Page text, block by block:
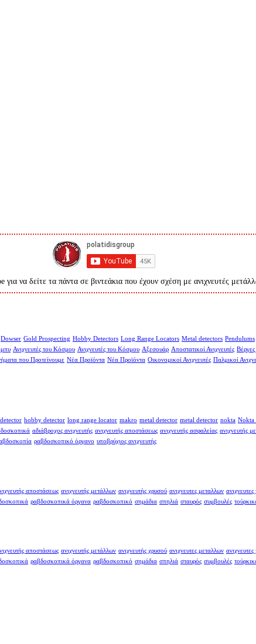
να δείτε τα πάντα σε βιντεάκια που έχουν σχέση με ανιχνευτές
Dowser Gold Prospecting Hobby Detectors Long Range Locators Metal detectors Pendulums
Ανιχνευτές του Κόσμου Ανιχνευτές του Κόσμου Αξεσουάρ Αποστατικοί Ανιχνευτές
που Προτείνουμε Νέα Προϊόντα Νέα Προϊόντα Οικονομικοί Ανιχνευτές Παλμικοί
hobby detector long range locator makro metal detector metal detector nokta Nokta
αδιάβροχος ανιχνευτής ανιχνευτής αποστάσεως ανιχνευτής ασφαλείας ανιχνευτής
ραβδοσκοπικό όργανο υποβρύχιος ανιχνευτής
αποστάσεως ανιχνευτής μετάλλων ανιχνευτής χρυσού ανιχνευτες μεταλλων
ραβδοσκοπικά όργανα ραβδοσκοπικό σημάδια σπηλιά σταυρός συμβουλές
αποστάσεως ανιχνευτής μετάλλων ανιχνευτής χρυσού ανιχνευτες μεταλλων
ραβδοσκοπικά όργανα ραβδοσκοπικό σημάδια σπηλιά σταυρός συμβουλές